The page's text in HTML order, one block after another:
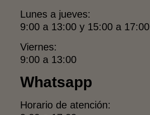
Lunes a jueves:
9:00 a 13:00 y 15:00 a 17:00
Viernes:
9:00 a 13:00
Whatsapp
Horario de atención: